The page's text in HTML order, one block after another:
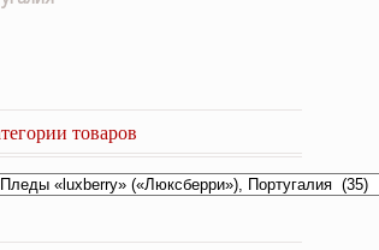
товаров